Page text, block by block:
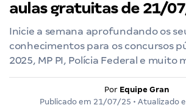
aulas gratuitas de 21/
Inicie a semana aprofundando os
conhecimentos para os concursos
2025, MP PI, Polícia Federal e muito
Por Equipe Gran
Publicado em 21/07/25 • Atualizado